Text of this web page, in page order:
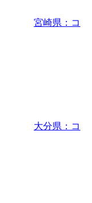
宮崎県：コ
大分県：コ